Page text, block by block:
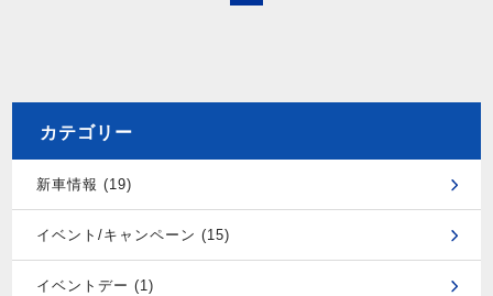
カテゴリー
新車情報 (19)
イベント/キャンペーン (15)
イベントデー (1)